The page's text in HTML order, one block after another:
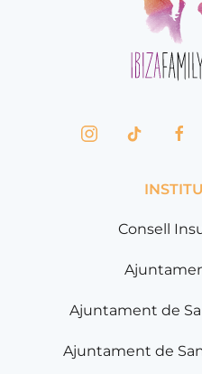
Consell
Ajuntament de
Ajuntament de